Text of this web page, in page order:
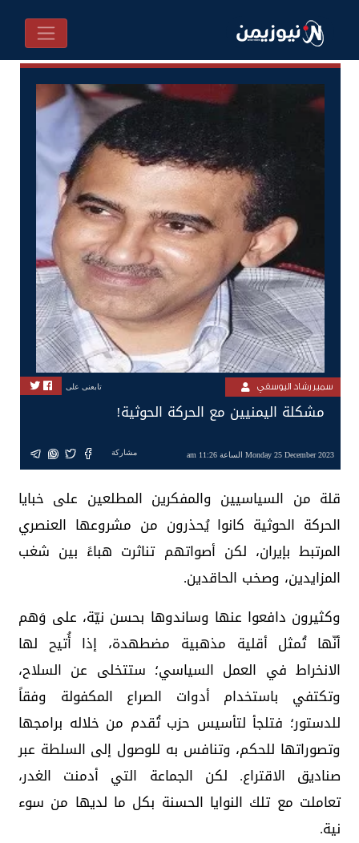
سمير رشاد اليوسفي تابعنى على
مشكلة اليمنيين مع الحركة الحوثية!
Monday 25 December 2023 الساعة 11:26 am مشاركة
قلة من السياسيين والمفكرين المطلعين على خبايا
الحركة الحوثية كانوا يُحذرون من مشروعها العنصري
المرتبط بإيران، لكن أصواتهم تناثرت هباءً بين شغب
المزايدين، وصخب الحاقدين.
وكثيرون دافعوا عنها وساندوها بحسن نيّة، على وَهم
أنّها تُمثل أقلية مذهبية مضطهدة، إذا أُتيح لها
الانخراط في العمل السياسي؛ ستتخلى عن السلاح،
وتكتفي باستخدام أدوات الصراع المكفولة وفقاً
للدستور؛ فتلجأ لتأسيس حزب تُقدم من خلاله برامجها
وتصوراتها للحكم، وتنافس به للوصول إلى السلطة عبر
صناديق الاقتراع. لكن الجماعة التي أدمنت الغدر،
تعاملت مع تلك النوايا الحسنة بكل ما لديها من سوء
نية.